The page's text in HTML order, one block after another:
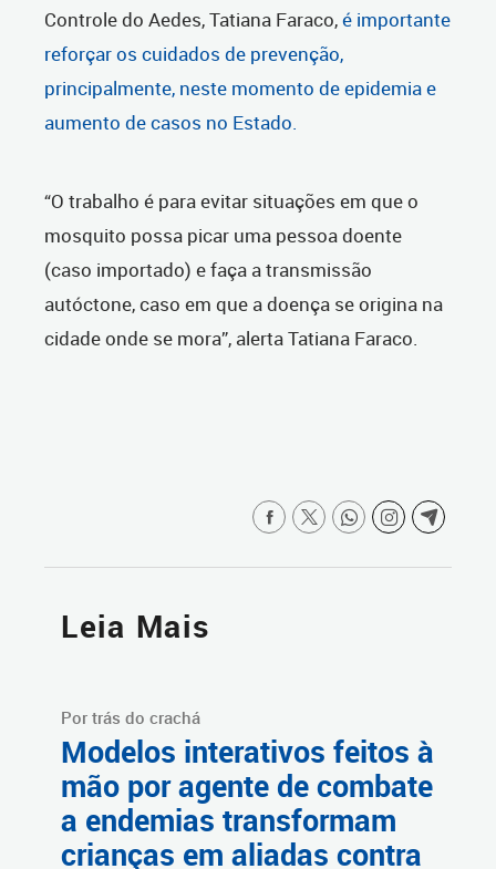
Controle do Aedes, Tatiana Faraco,é importante
reforçar os cuidados de prevenção,
principalmente, neste momento de epidemia e
aumento de casos no Estado.
“O trabalho é para evitar situações em que o
mosquito possa picar uma pessoa doente
(caso importado) e faça a transmissão
autóctone, caso em que a doença se origina na
cidade onde se mora”, alerta Tatiana Faraco.
Leia Mais
Por trás do crachá
Modelos interativos feitos à
mão por agente de combate
a endemias transformam
crianças em aliadas contra